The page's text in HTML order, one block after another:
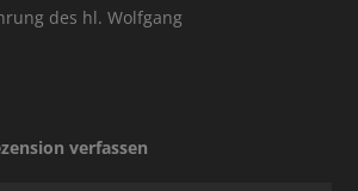
des hl. Wolfgang
verfassen